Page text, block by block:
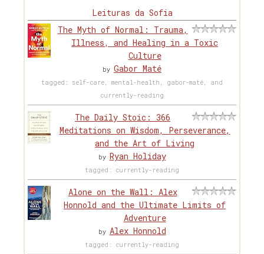
Leituras da Sofia
The Myth of Normal: Trauma,
Illness, and Healing in a Toxic
Culture
by Gabor Maté
tagged: self-care, mental-health, gabor-maté, and
currently-reading
The Daily Stoic: 366
Meditations on Wisdom, Perseverance,
and the Art of Living
by Ryan Holiday
tagged: currently-reading
Alone on the Wall: Alex
Honnold and the Ultimate Limits of
Adventure
by Alex Honnold
tagged: currently-reading